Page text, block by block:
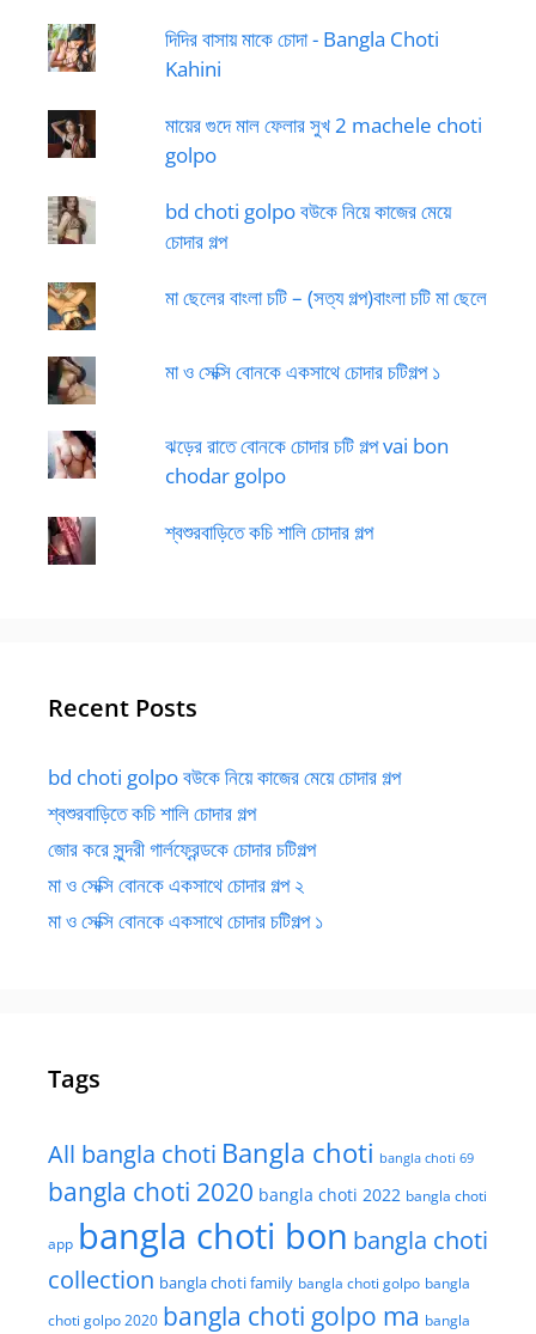
দিদির বাসায় মাকে চোদা - Bangla Choti
Kahini
মায়ের গুদে মাল ফেলার সুখ 2 machele choti
golpo
bd choti golpo বউকে নিয়ে কাজের মেয়ে
চোদার গল্প
মা ছেলের বাংলা চটি – (সত্য গল্প)বাংলা চটি মা ছেলে
মা ও সেক্সি বোনকে একসাথে চোদার চটিগল্প ১
ঝড়ের রাতে বোনকে চোদার চটি গল্প vai bon
chodar golpo
শ্বশুরবাড়িতে কচি শালি চোদার গল্প
Recent Posts
bd choti golpo বউকে নিয়ে কাজের মেয়ে চোদার গল্প
শ্বশুরবাড়িতে কচি শালি চোদার গল্প
জোর করে সুন্দরী গার্লফ্রেন্ডকে চোদার চটিগল্প
মা ও সেক্সি বোনকে একসাথে চোদার গল্প ২
মা ও সেক্সি বোনকে একসাথে চোদার চটিগল্প ১
Tags
All bangla choti Bangla choti bangla choti 69
bangla choti 2020 bangla choti 2022 bangla choti
app bangla choti bon bangla choti
collection bangla choti family bangla choti golpo bangla
choti golpo 2020 bangla choti golpo ma bangla